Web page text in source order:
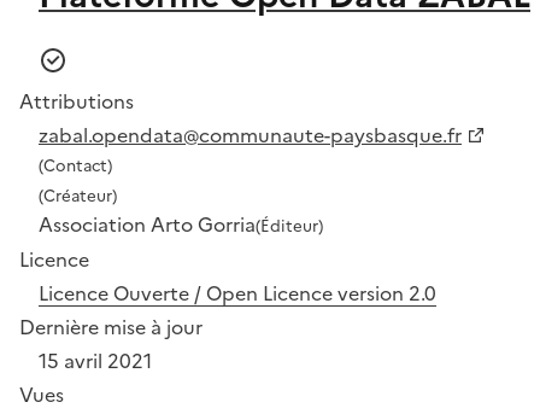
Attributions
zabal.opendata@communaute-paysbasque.fr
(Contact)
(Créateur)
Association Arto Gorria(Éditeur)
Licence
Licence Ouverte / Open Licence version 2.0
Dernière mise à jour
15 avril 2021
Vues